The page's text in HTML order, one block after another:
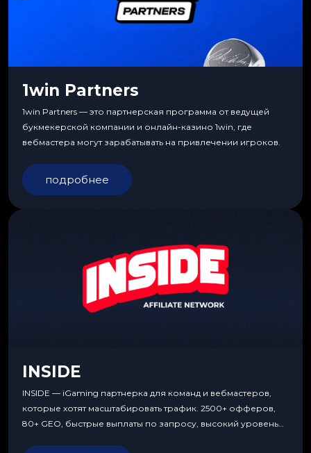
1win Partners
1win Partners — это партнерская программа от ведущей
букмекерской компании и онлайн-казино 1win, где
вебмастера могут зарабатывать на привлечении игроков.
подробнее
INSIDE
INSIDE — iGaming партнерка для команд и вебмастеров,
которые хотят масштабировать трафик. 2500+ офферов,
80+ GEO, быстрые выплаты по запросу, высокий уровень